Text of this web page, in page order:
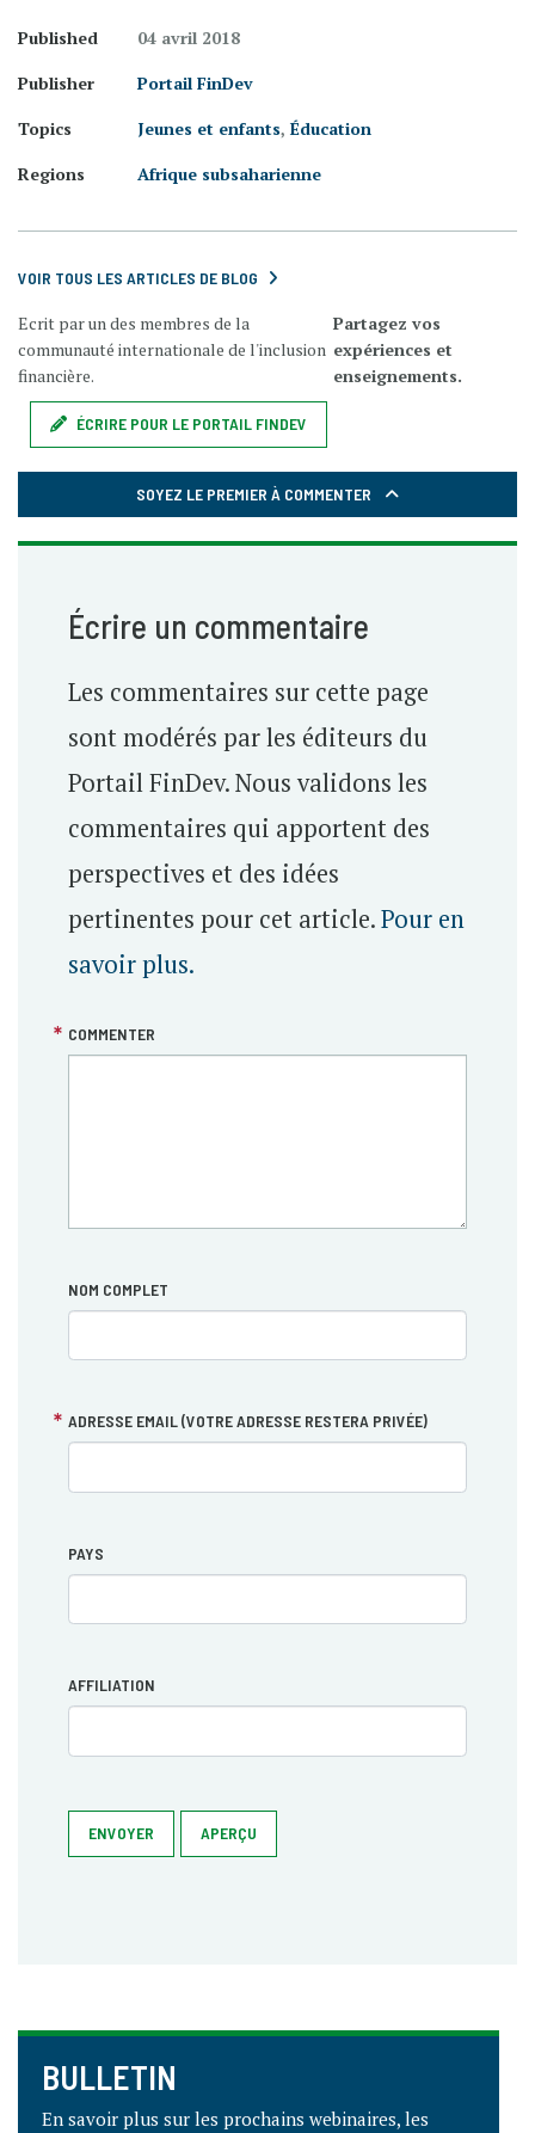
Published
04 avril 2018
Publisher
Portail FinDev
Topics
Jeunes et enfants, Éducation
Regions
Afrique subsaharienne
VOIR TOUS LES ARTICLES DE BLOG
Ecrit par un des membres de la
communauté internationale de l'inclusion
financière.
Partagez vos
expériences et
enseignements.
ÉCRIRE POUR LE PORTAIL FINDEV
SOYEZ LE PREMIER À COMMENTER
Écrire un commentaire
Les commentaires sur cette page
sont modérés par les éditeurs du
Portail FinDev. Nous validons les
commentaires qui apportent des
perspectives et des idées
pertinentes pour cet article.Pour en
savoir plus.
COMMENTER
NOM COMPLET
ADRESSE EMAIL (VOTRE ADRESSE RESTERA PRIVÉE)
PAYS
AFFILIATION
ENVOYER APERÇU
BULLETIN
En savoir plus sur les prochains webinaires, les